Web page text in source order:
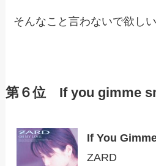
そんなこと言わないで欲しい
第６位 If you gimme
If You
ZARD